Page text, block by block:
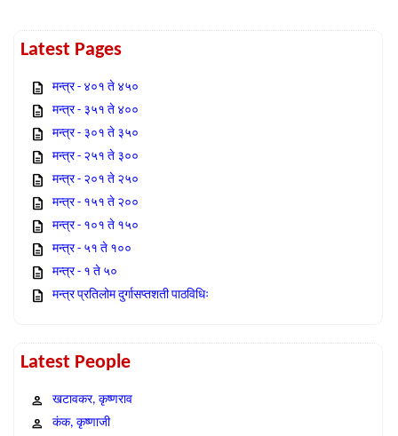
Latest Pages
मन्त्र - ४०१ ते ४५०
मन्त्र - ३५१ ते ४००
मन्त्र - ३०१ ते ३५०
मन्त्र - २५१ ते ३००
मन्त्र - २०१ ते २५०
मन्त्र - १५१ ते २००
मन्त्र - १०१ ते १५०
मन्त्र - ५१ ते १००
मन्त्र - १ ते ५०
मन्त्र प्रतिलोम दुर्गासप्तशती पाठविधिः
Latest People
खटावकर, कृष्णराव
कंक, कृष्णाजी